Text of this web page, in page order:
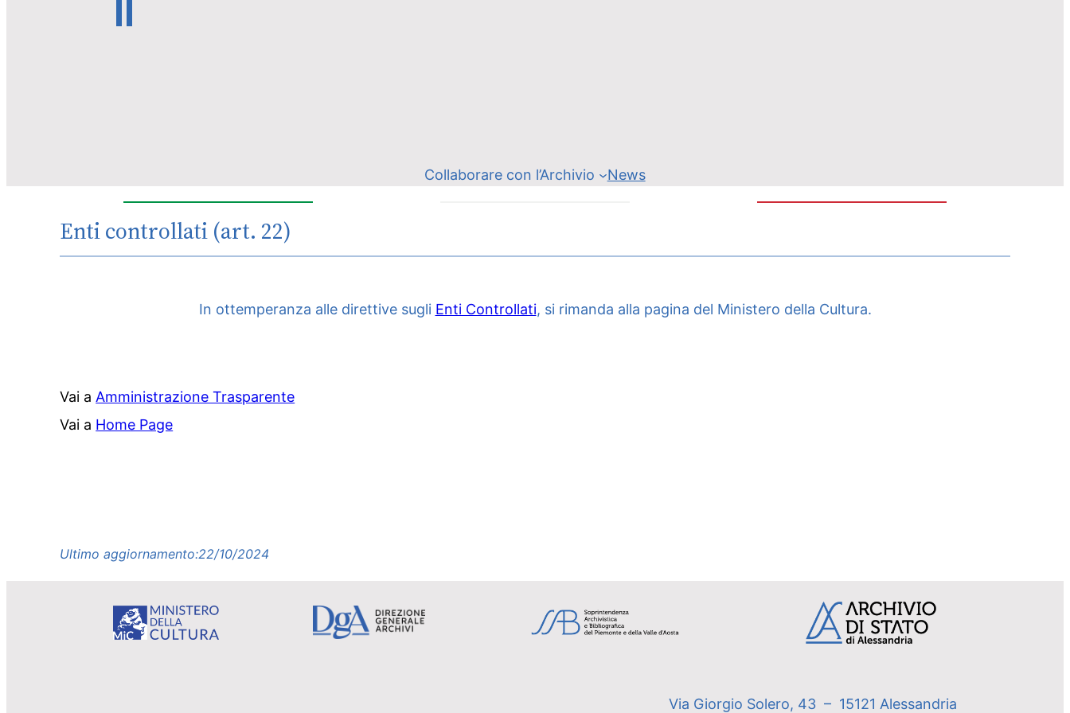
Collaborare con l’Archivio News
Enti controllati (art. 22)
In ottemperanza alle direttive sugli Enti Controllati, si rimanda alla pagina del Ministero della Cultura.
Vai a Amministrazione Trasparente
Vai a Home Page
Ultimo aggiornamento:22/10/2024
Via Giorgio Solero, 43 – 15121 Alessandria